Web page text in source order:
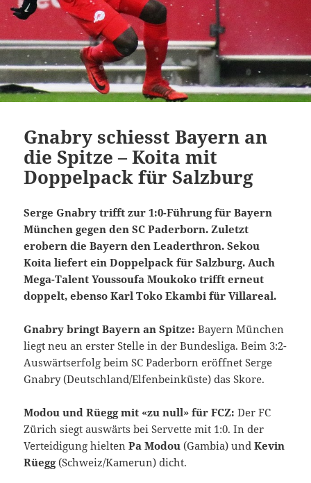
Gnabry schiesst Bayern an
die Spitze – Koita mit
Doppelpack für Salzburg
Serge Gnabry trifft zur 1:0-Führung für Bayern
München gegen den SC Paderborn. Zuletzt
erobern die Bayern den Leaderthron. Sekou
Koita liefert ein Doppelpack für Salzburg. Auch
Mega-Talent Youssoufa Moukoko trifft erneut
doppelt, ebenso Karl Toko Ekambi für Villareal.
Gnabry bringt Bayern an Spitze:Bayern München
liegt neu an erster Stelle in der Bundesliga. Beim 3:2-
Auswärtserfolg beim SC Paderborn eröffnet Serge
Gnabry (Deutschland/Elfenbeinküste) das Skore.
Modou und Rüegg mit «zu null» für FCZ: Der FC
Zürich siegt auswärts bei Servette mit 1:0. In der
Verteidigung hieltenPa Modou (Gambia) undKevin
Rüegg(Schweiz/Kamerun) dicht.